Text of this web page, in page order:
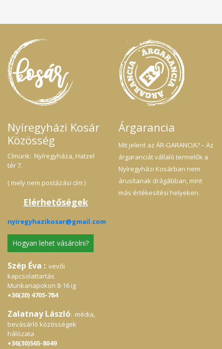
Nyíregyházi Kosár
Közösség
Címünk: Nyíregyháza, Hatzel
tér 7.
( mely nem postázási cím )
Elérhetőségek
nyiregyhazikosar@gmail.com
Hogyan lehet vásárolni?
Szép Éva : vevői
kapcsolattartás
Munkanapokon 8-16 ig
+36(20) 4705-784
Zalatnay László: média,
bevásárló közösségek
hálózata
+36(30)565-8049
Árgarancia
Mit jelent az ÁR-GARANCIA? – Az
árgaranciát vállaló termelők a
Nyíregyházi Kosárban nem
árusítanak drágábban, mint
más értékesítési helyeken.